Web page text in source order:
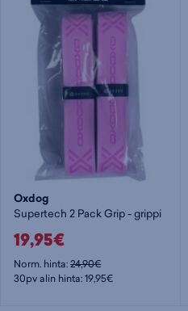
Oxdog
Supertech 2 Pack Grip - grippi
19,95€
Norm. hinta:24,90€
30pv alin hinta: 19,95€